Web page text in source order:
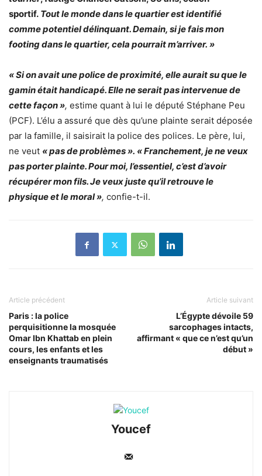
sportif. Tout le monde dans le quartier est identifié
comme potentiel délinquant. Demain, si je fais mon
footing dans le quartier, cela pourrait m’arriver. »
« Si on avait une police de proximité, elle aurait su que le
gamin était handicapé. Elle ne serait pas intervenue de
cette façon », estime quant à lui le député Stéphane Peu
(PCF). L’élu a assuré que dès qu’une plainte serait déposée
par la famille, il saisirait la police des polices. Le père, lui,
ne veut « pas de problèmes ». « Franchement, je ne veux
pas porter plainte. Pour moi, l’essentiel, c’est d’avoir
récupérer mon fils. Je veux juste qu’il retrouve le
physique et le moral », confie-t-il.
Article précédent
Paris : la police
perquisitionne la mosquée
Omar Ibn Khattab en plein
cours, les enfants et les
enseignants traumatisés
Article suivant
L’Égypte dévoile 59
sarcophages intacts,
affirmant « que ce n’est qu’un
début »
Youcef